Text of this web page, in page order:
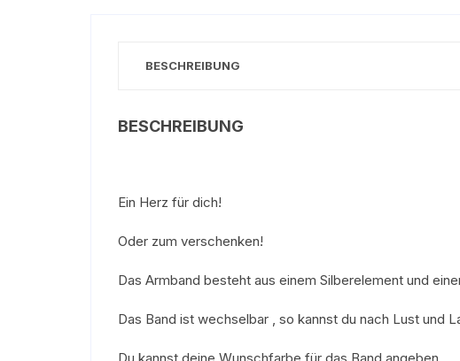
BESCHREIBUNG
BESCHREIBUNG
Ein Herz für dich!
Oder zum verschenken!
Das Armband besteht aus einem Silberelement und
Das Band ist wechselbar , so kannst du nach Lust und